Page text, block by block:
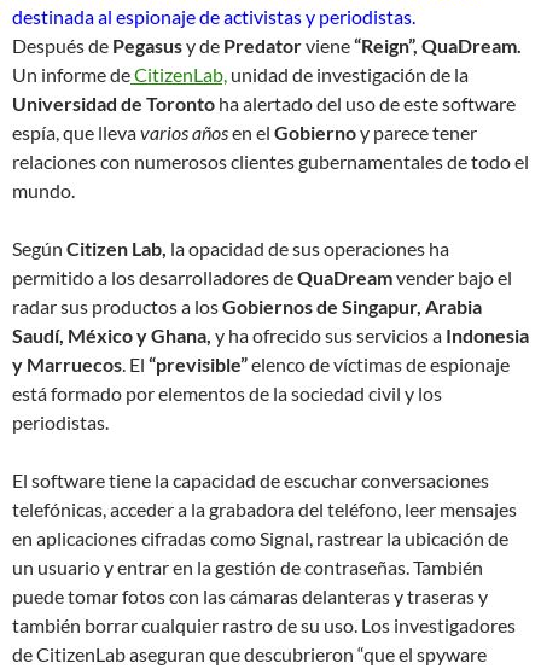
destinada al espionaje de activistas y periodistas.
Después de Pegasusy de Predatorviene“Reign”, QuaDream.
Un informe deCitizenLab, unidad de investigación de la
Universidad de Toronto ha alertado del uso de este software
espía, que llevavarios añosen el Gobiernoy parece tener
relaciones con numerosos clientes gubernamentales de todo el
mundo.
Según Citizen Lab, la opacidad de sus operaciones ha
permitido a los desarrolladores deQuaDreamvender bajo el
radar sus productos a losGobiernos de Singapur, Arabia
Saudí, México y Ghana, y ha ofrecido sus servicios a Indonesia
y Marruecos. El “previsible”elenco de víctimas de espionaje
está formado por elementos de la sociedad civil y los
periodistas.
El software tiene la capacidad de escuchar conversaciones
telefónicas, acceder a la grabadora del teléfono, leer mensajes
en aplicaciones cifradas como Signal, rastrear la ubicación de
un usuario y entrar en la gestión de contraseñas. También
puede tomar fotos con las cámaras delanteras y traseras y
también borrar cualquier rastro de su uso. Los investigadores
de CitizenLab aseguran que descubrieron “que el spyware